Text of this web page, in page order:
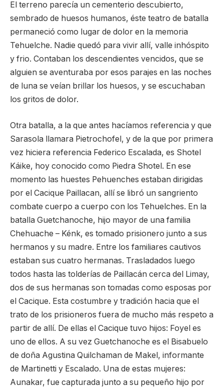
El terreno parecía un cementerio descubierto,
sembrado de huesos humanos, éste teatro de batalla
permaneció como lugar de dolor en la memoria
Tehuelche. Nadie quedó para vivir allí, valle inhóspito
y frio. Contaban los descendientes vencidos, que se
alguien se aventuraba por esos parajes en las noches
de luna se veían brillar los huesos, y se escuchaban
los gritos de dolor.
Otra batalla, a la que antes hacíamos referencia y que
Sarasola llamara Pietrochofel, y de la que por primera
vez hiciera referencia Federico Escalada, es Shotel
Káike, hoy conocido como Piedra Shotel. En ese
momento las huestes Pehuenches estaban dirigidas
por el Cacique Paillacan, allí se libró un sangriento
combate cuerpo a cuerpo con los Tehuelches. En la
batalla Guetchanoche, hijo mayor de una familia
Chehuache – Kénk, es tomado prisionero junto a sus
hermanos y su madre. Entre los familiares cautivos
estaban sus cuatro hermanas. Trasladados luego
todos hasta las tolderías de Paillacán cerca del Limay,
dos de sus hermanas son tomadas como esposas por
el Cacique. Esta costumbre y tradición hacia que el
trato de los prisioneros fuera de mucho más respeto a
partir de allí. De ellas el Cacique tuvo hijos: Foyel es
uno de ellos. A su vez Guetchanoche es el Bisabuelo
de doña Agustina Quilchaman de Makel, informante
de Martinetti y Escalado. Una de estas mujeres:
Aunakar, fue capturada junto a su pequeño hijo por